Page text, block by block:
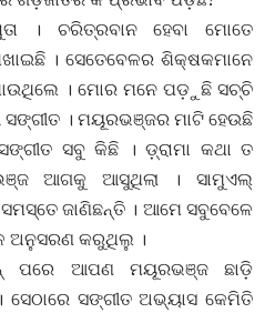
। ଚରିତ୍ରବାନ ହେବା ମୋତେ
। ସେତେବେଳର ଶିକ୍ଷକମାନେ
। ମୋର ମନେ ପଡ଼ୁଛି ସଚ୍ଚି
ସଙ୍ଗୀତ । ମୟୂରଭଞ୍ଜର ମାଟି ହେଉଛି
ସବୁ କିଛି । ଡ଼୍ରାମା କଥା ତ
ଆଗକୁ ଆସୁଥିଲା । ସାମୁଏଲ୍
ଜାଣିଛନ୍ତି । ଆମେ ସବୁବେଳେ
ଅନୁସରଣ କରୁଥିଲୁ ।
ପରେ ଆପଣ ମୟୂରଭଞ୍ଜ ଛାଡ଼ି
ସେଠାରେ ସଙ୍ଗୀତ ଅଭ୍ୟାସ କେମିତି